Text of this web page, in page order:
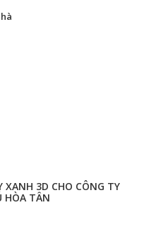
XANH 3D CHO CÔNG TY
HÒA TÂN